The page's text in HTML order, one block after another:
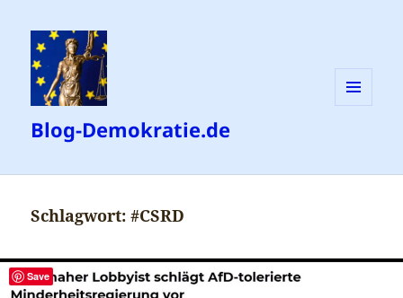
Blog-Demokratie.de
Schlagwort:#CSRD
Save